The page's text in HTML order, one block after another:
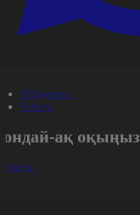
#Мәдениет
#Әлем
ақ оқыңыз